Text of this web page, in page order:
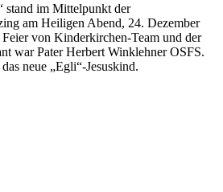
stand im Mittelpunkt der
am Heiligen Abend, 24. Dezember
von Kinderkirchen-Team und der
war Pater Herbert Winklehner OSFS.
neue „Egli“-Jesuskind.